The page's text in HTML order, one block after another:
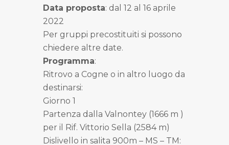
Data proposta: dal 12 al 16 aprile
2022
Per gruppi precostituiti si possono
chiedere altre date.
Programma:
Ritrovo a Cogne o in altro luogo da
destinarsi:
Giorno 1
Partenza dalla Valnontey (1666 m )
per il Rif. Vittorio Sella (2584 m)
Dislivello in salita 900m – MS – TM: